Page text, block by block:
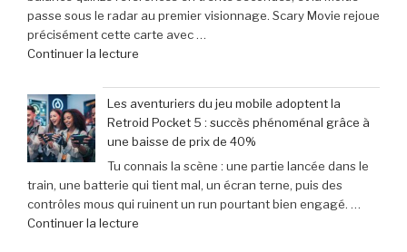
passe sous le radar au premier visionnage. Scary Movie rejoue
précisément cette carte avec …
Continuer la lecture
Movie
:
Sinners
dévoile
toutes
ses
cibles
Les aventuriers du jeu mobile adoptent la
Retroid Pocket 5 : succès phénoménal grâce à
une baisse de prix de 40%
Tu connais la scène : une partie lancée dans le
train, une batterie qui tient mal, un écran terne, puis des
contrôles mous qui ruinent un run pourtant bien engagé. …
Continuer la lecture